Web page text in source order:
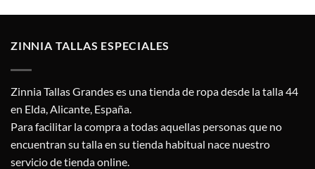
ZINNIA TALLAS ESPECIALES
Zinnia Tallas Grandes es una tienda de ropa desde la talla 44
en Elda, Alicante, España.
Para facilitar la compra a todas aquellas personas que no
encuentran su talla en su tienda habitual nace nuestro
servicio de tienda online.